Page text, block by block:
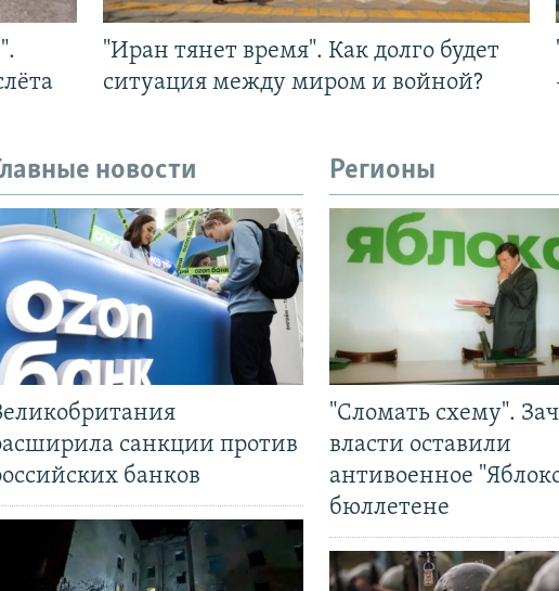
"Иран тянет время". Как долго будет
ситуация между миром и войной?
новости
санкции против
банков
Регионы
"Сломать схему".
власти оставили
антивоенное
бюллетене